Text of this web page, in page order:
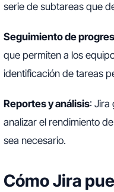
serie de subtareas que
Seguimiento de
que permiten a los
identificación de tareas
Reportes y análisis: Jira
analizar el rendimiento
sea necesario.
Cómo Jira